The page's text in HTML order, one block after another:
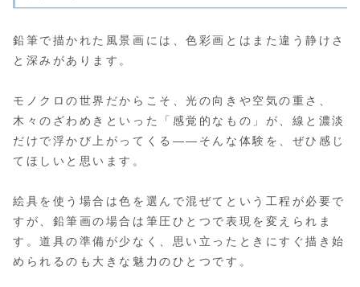
鉛筆で描かれた風景画には、色彩画とはまた違う静けさ
と深みがあります。
モノクロの世界だからこそ、光の向きや空気の重さ、
木々のざわめきといった「感覚的なもの」が、線と濃淡
だけで浮かび上がってくる——そんな体験を、ぜひ感じ
てほしいと思います。
絵具を使う場合は色を選んで混ぜてという工程が必要で
すが、鉛筆画の場合は筆圧ひとつで表現を変えられま
す。道具の準備が少なく、思い立ったときにすぐ描き始
められるのも大きな魅力のひとつです。